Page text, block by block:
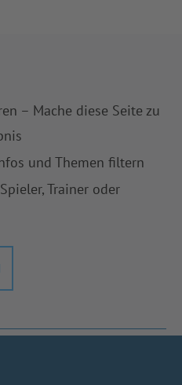
– Mache diese Seite zu
und Themen filtern
Trainer oder